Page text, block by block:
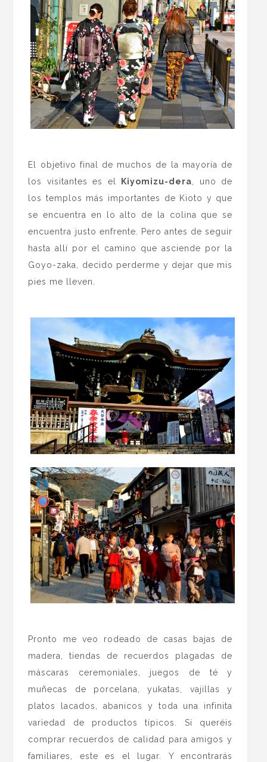
El objetivo final de muchos de la mayoría de
los visitantes es el
Kiyomizu-dera , uno de
los templos más importantes de Kioto y que
se encuentra en lo alto de la colina que se
encuentra justo enfrente. Pero antes de seguir
hasta allí por el camino que asciende por la
Goyo-zaka, decido perderme y dejar que mis
pies me lleven.
Pronto me veo rodeado de casas bajas de
madera, tiendas de recuerdos plagadas de
máscaras ceremoniales, juegos de té y
muñecas de porcelana, yukatas, vajillas y
platos lacados, abanicos y toda una infinita
variedad de productos típicos. Si queréis
comprar recuerdos de calidad para amigos y
familiares, este es el lugar. Y encontrarás